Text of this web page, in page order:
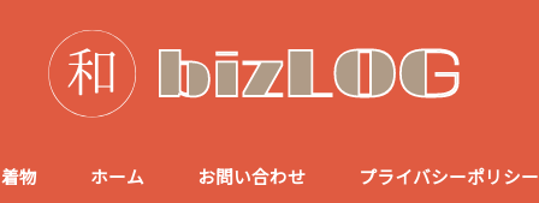
着物 ホーム お問い合わせ プライバシーポリシー